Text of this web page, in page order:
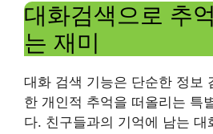
대화검색으로 추
는 재미
대화 검색 기능은 단순한 정보
한 개인적 추억을 떠올리는 특
다. 친구들과의 기억에 남는 대